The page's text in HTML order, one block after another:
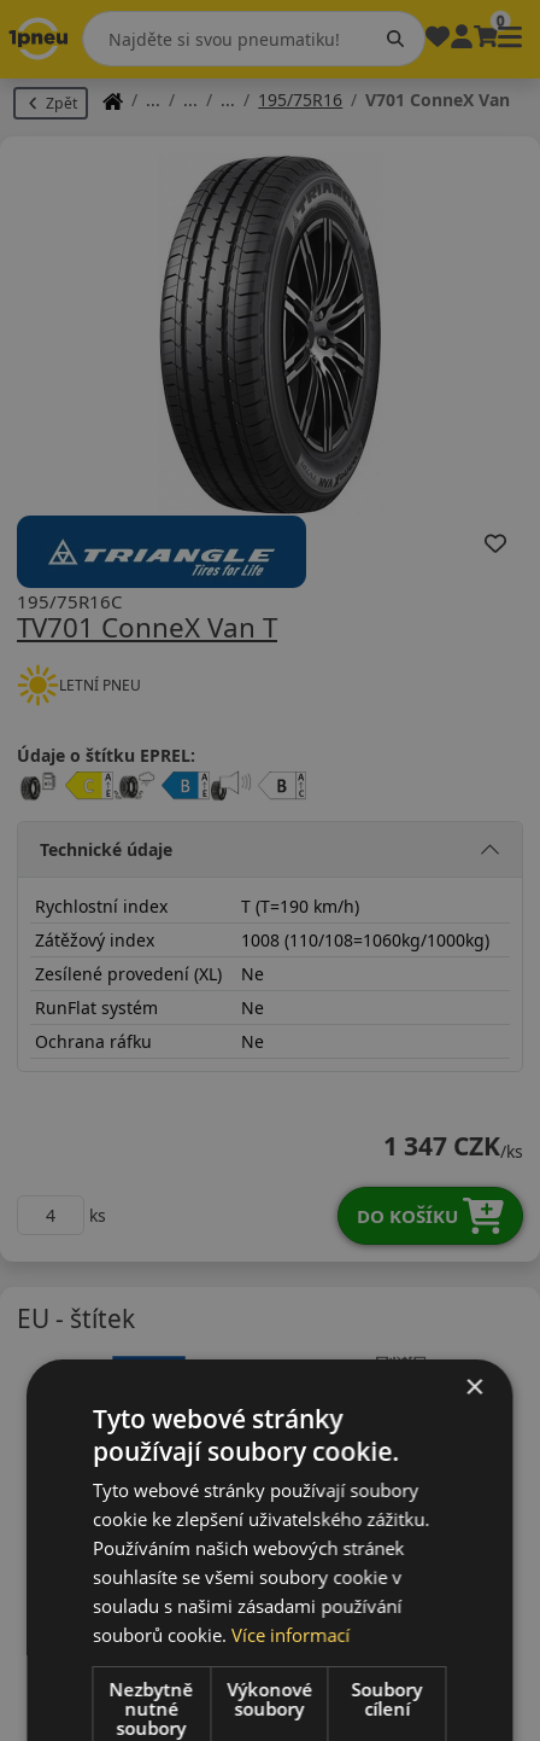
0
Zpět 195/75R16 V701 ConneX Van
TV701 ConneX Van T
195/75R16C
LETNÍ PNEU
Údaje o štítku EPREL:
Technické údaje
Rychlostní index
T (T=190 km/h)
Zátěžový index
1008 (110/108=1060kg/1000kg)
Zesílené provedení (XL)
Ne
RunFlat systém
Ne
Ochrana ráfku
Ne
1 347 CZK/ks
ks DO KOŠÍKU
EU - štítek
×
Tyto webové stránky
používají soubory cookie.
Tyto webové stránky používají soubory
cookie ke zlepšení uživatelského zážitku.
Používáním našich webových stránek
souhlasíte se všemi soubory cookie v
souladu s našimi zásadami používání
souborů cookie.Více informací
Nezbytně
nutné
soubory
Výkonové
soubory
Soubory
cílení